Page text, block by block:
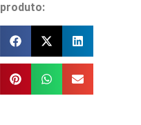
produto: